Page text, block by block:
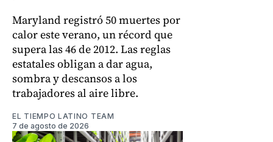
Maryland registró 50 muertes por
calor este verano, un récord que
supera las 46 de 2012. Las reglas
estatales obligan a dar agua,
sombra y descansos a los
trabajadores al aire libre.
EL TIEMPO LATINO TEAM
7 de agosto de 2026